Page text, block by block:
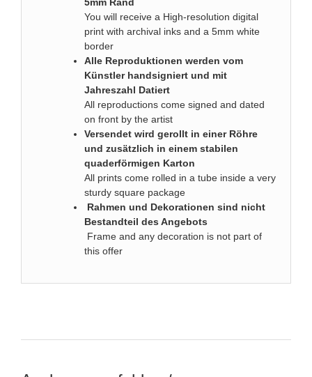
You will receive a High-resolution digital
print with archival inks and a 5mm white
border
Alle Reproduktionen werden vom
Künstler handsigniert und mit
Jahreszahl Datiert
All reproductions come signed and dated
on front by the artist
Versendet wird gerollt in einer Röhre
und zusätzlich in einem stabilen
quaderförmigen Karton
All prints come rolled in a tube inside a very
sturdy square package
Rahmen und Dekorationen sind nicht
Bestandteil des Angebots
Frame and any decoration is not part of
this offer